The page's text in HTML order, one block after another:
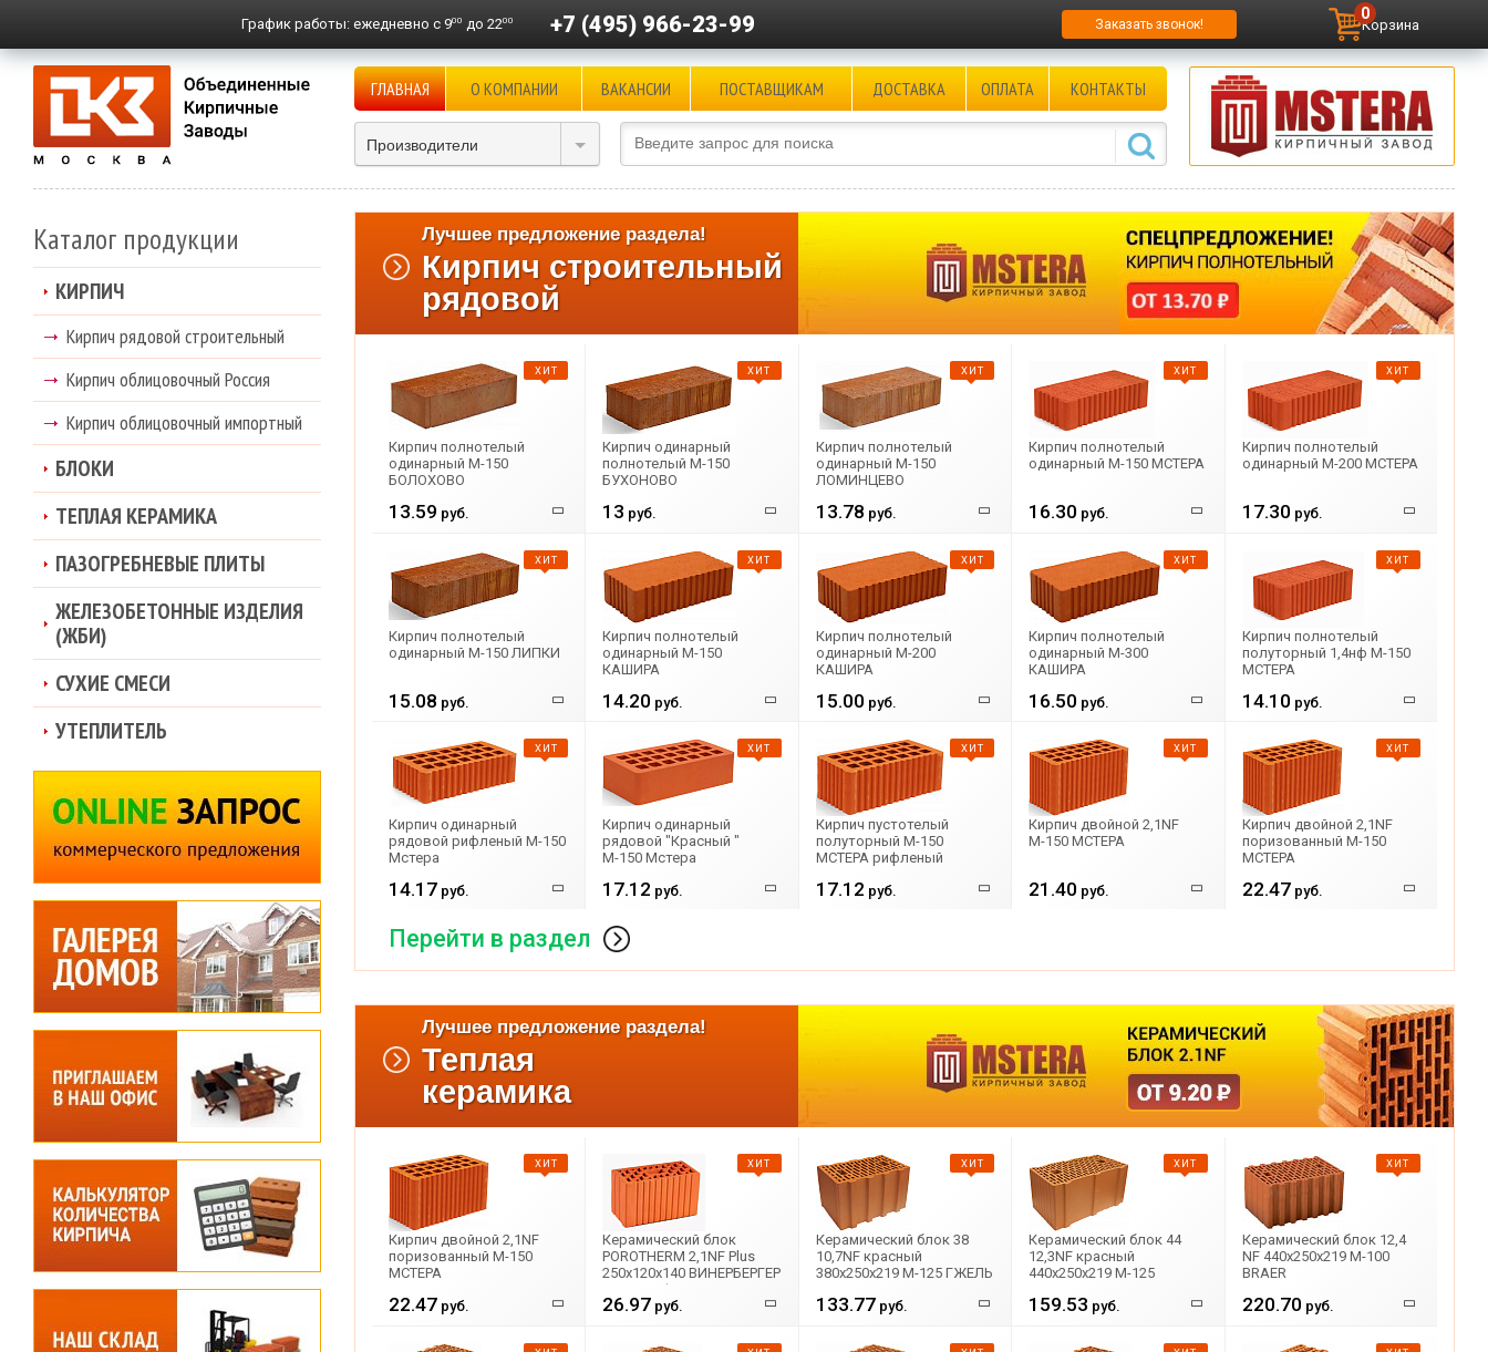
График работы: ежедневно с 900 до 2200 +7 (495) 966-23-99 Заказать звонок! Корзина
0
ГЛАВНАЯ О КОМПАНИИ ВАКАНСИИ ПОСТАВЩИКАМ ДОСТАВКА ОПЛАТА КОНТАКТЫ
Производители
Лучшее предложение раздела!
Кирпич строительный
рядовой
ХИТ
Кирпич полнотелый
одинарный М-150
БОЛОХОВО
13.59 руб.
ХИТ
Кирпич одинарный
полнотелый М-150
БУХОНОВО
13 руб.
ХИТ
Кирпич полнотелый
одинарный М-150
ЛОМИНЦЕВО
13.78 руб.
ХИТ
Кирпич полнотелый
одинарный М-150 МСТЕРА
16.30 руб.
ХИТ
Кирпич полнотелый
одинарный М-200 МСТЕРА
17.30 руб.
ХИТ
Кирпич полнотелый
одинарный М-150 ЛИПКИ
15.08 руб.
ХИТ
Кирпич полнотелый
одинарный М-150
КАШИРА
14.20 руб.
ХИТ
Кирпич полнотелый
одинарный М-200
КАШИРА
15.00 руб.
ХИТ
Кирпич полнотелый
одинарный М-300
КАШИРА
16.50 руб.
ХИТ
Кирпич полнотелый
полуторный 1,4нф М-150
МСТЕРА
14.10 руб.
ХИТ
Кирпич одинарный
рядовой рифленый М-150
Мстера
14.17 руб.
ХИТ
Кирпич одинарный
рядовой "Красный "
М-150 Мстера
17.12 руб.
ХИТ
Кирпич пустотелый
полуторный М-150
МСТЕРА рифленый
17.12 руб.
ХИТ
Кирпич двойной 2,1NF
М-150 МСТЕРА
21.40 руб.
ХИТ
Кирпич двойной 2,1NF
поризованный М-150
МСТЕРА
22.47руб.
Перейти в раздел
Лучшее предложение раздела!
Теплая
керамика
ХИТ
Кирпич двойной 2,1NF
поризованный М-150
МСТЕРА
22.47 руб.
ХИТ
Керамический блок
POROTHERM 2,1NF Plus
250x120x140 ВИНЕРБЕРГЕР
М-150 рифленый
26.97 руб.
ХИТ
Керамический блок 38
10,7NF красный
380х250x219 М-125 ГЖЕЛЬ
133.77руб.
ХИТ
Керамический блок 44
12,3NF красный
440x250x219 М-125
159.53 руб.
ХИТ
Керамический блок 12,4
NF 440x250x219 М-100
BRAER
220.70 руб.
Каталог продукции
КИРПИЧ
Кирпич рядовой строительный
Кирпич облицовочный Россия
Кирпич облицовочный импортный
БЛОКИ
ТЕПЛАЯ КЕРАМИКА
ПАЗОГРЕБНЕВЫЕ ПЛИТЫ
ЖЕЛЕЗОБЕТОННЫЕ ИЗДЕЛИЯ
(ЖБИ)
СУХИЕ СМЕСИ
УТЕПЛИТЕЛЬ